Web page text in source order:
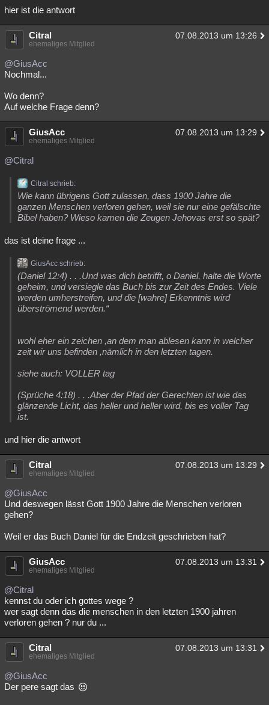
hier ist die antwort
Citral 07.08.2013 um 13:26
ehemaliges Mitglied
@GiusAcc
Nochmal...
Wo denn?
Auf welche Frage denn?
GiusAcc 07.08.2013 um 13:29
ehemaliges Mitglied
@Citral
Citral schrieb:
Wie kann übrigens Gott zulassen, dass 1900 Jahre die
ganzen Menschen verloren gehen, weil sie nur eine gefälschte
Bibel haben? Wieso kamen die Zeugen Jehovas erst so spät?
das ist deine frage ...
GiusAcc schrieb:
(Daniel 12:4) . . .Und was dich betrifft, o Daniel, halte die Worte
geheim, und versiegle das Buch bis zur Zeit des Endes. Viele
werden umherstreifen, und die [wahre] Erkenntnis wird
überströmend werden.“
wohl eher ein zeichen ,an dem man ablesen kann in welcher
zeit wir uns befinden ,nämlich in den letzten tagen.
siehe auch: VOLLER tag
(Sprüche 4:18) . . .Aber der Pfad der Gerechten ist wie das
glänzende Licht, das heller und heller wird, bis es voller Tag
ist.
und hier die antwort
Citral 07.08.2013 um 13:29
ehemaliges Mitglied
@GiusAcc
Und deswegen lässt Gott 1900 Jahre die Menschen verloren
gehen?
Weil er das Buch Daniel für die Endzeit geschrieben hat?
GiusAcc 07.08.2013 um 13:31
ehemaliges Mitglied
@Citral
kennst du oder ich gottes wege ?
wer sagt denn das die menschen in den letzten 1900 jahren
verloren gehen ? nur du ...
Citral 07.08.2013 um 13:31
ehemaliges Mitglied
@GiusAcc
Der pere sagt das